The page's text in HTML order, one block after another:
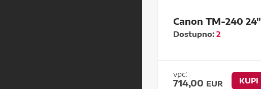
Canon TM-240 24"
Dostupno:2
vpc:
714,00 EUR KUPI